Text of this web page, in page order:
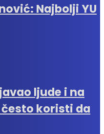
Najbolji YU
ljude i na
koristi da